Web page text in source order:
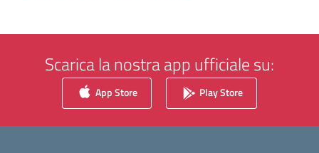
Scarica la nostra app ufficiale su:
App Store Play Store